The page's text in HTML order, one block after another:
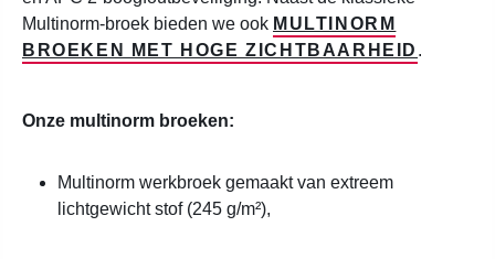
Multinorm-broek bieden we ook MULTINORM
BROEKEN MET HOGE ZICHTBAARHEID .
Onze multinorm broeken:
Multinorm werkbroek gemaakt van extreem
lichtgewicht stof (245 g/m²),